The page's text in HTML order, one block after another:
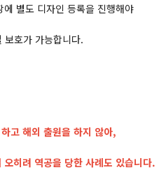
별도 디자인 등록을 진행해야
보호가 가능합니다.
고 해외 출원을 하지 않아,
히려 역공을 당한 사례도 있습니다.